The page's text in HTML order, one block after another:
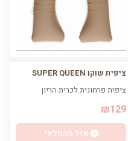
ציפית שוקו SUPER QUEEN
ציפית פרחונית לכרית הריון
₪129
אזל מהמלאי